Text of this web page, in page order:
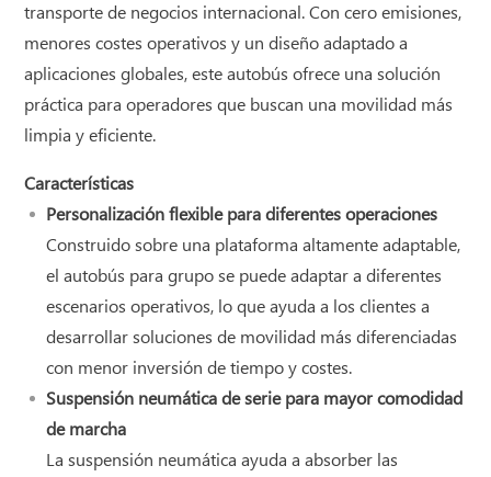
transporte de negocios internacional. Con cero emisiones,
menores costes operativos y un diseño adaptado a
aplicaciones globales, este autobús ofrece una solución
práctica para operadores que buscan una movilidad más
limpia y eficiente.
Características
Personalización flexible para diferentes operaciones
Construido sobre una plataforma altamente adaptable,
el autobús para grupo se puede adaptar a diferentes
escenarios operativos, lo que ayuda a los clientes a
desarrollar soluciones de movilidad más diferenciadas
con menor inversión de tiempo y costes.
Suspensión neumática de serie para mayor comodidad
de marcha
La suspensión neumática ayuda a absorber las